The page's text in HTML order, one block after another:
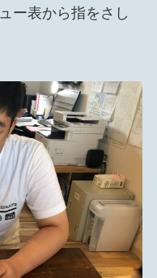
ー表から指をさし